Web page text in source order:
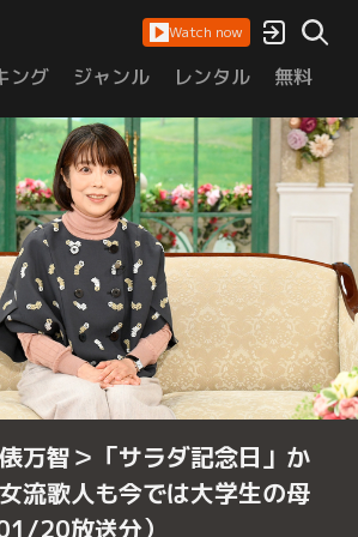
Watch now
ング ジャンル レンタル 無料
万智＞「サラダ記念日」か
流歌人も今では大学生の母
20放送分）